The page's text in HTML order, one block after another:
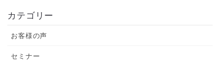
カテゴリー
お客様の声
セミナー